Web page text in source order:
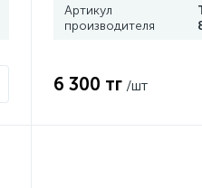
Артикул
производителя
6 300 тг /шт